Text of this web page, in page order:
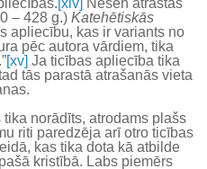
– 428 g.) Katehētiskās
apliecību, kas ir variants no
pēc autora vārdiem, tika
[xv] Ja ticības apliecība tika
tās parastā atrašanās vieta
norādīts, atrodams plašs
riti paredzēja arī otro ticības
kas tika dota kā atbilde
kristībā. Labs piemērs